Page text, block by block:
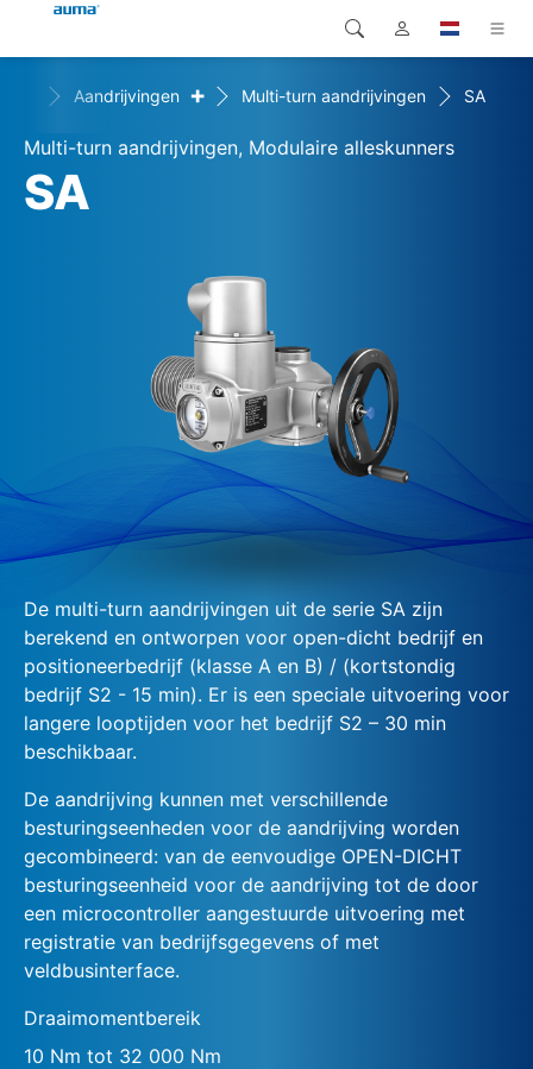
Producten
Oplossingen
Global
Europa
Noord-Amerika
Zoekopdracht
Aandrijvingen + Multi-turn aandrijvingen SA
Multi-turn aandrijvingen, Modulaire alleskunners
SA
De multi-turn aandrijvingen uit de serie SA zijn
berekend en ontworpen voor open-dicht bedrijf en
positioneerbedrijf (klasse A en B) / (kortstondig
bedrijf S2 - 15 min). Er is een speciale uitvoering voor
langere looptijden voor het bedrijf S2 – 30 min
beschikbaar.
De aandrijving kunnen met verschillende
besturingseenheden voor de aandrijving worden
gecombineerd: van de eenvoudige OPEN-DICHT
besturingseenheid voor de aandrijving tot de door
een microcontroller aangestuurde uitvoering met
registratie van bedrijfsgegevens of met
veldbusinterface.
Draaimomentbereik
10 Nm tot 32 000 Nm